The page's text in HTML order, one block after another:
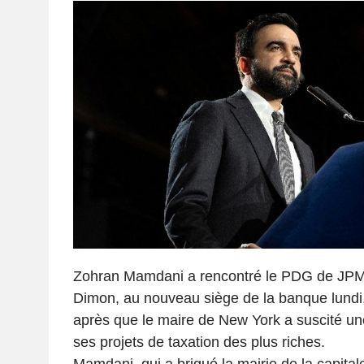
Zohran Mamdani a rencontré le PDG de
Dimon, au nouveau siège de la banque
après que le maire de New York a suscité
ses projets de taxation des plus riches.